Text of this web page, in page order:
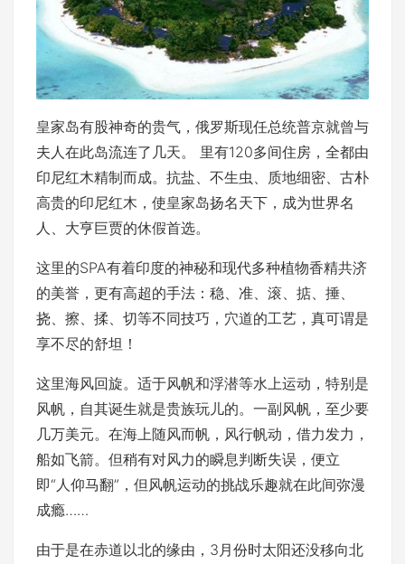
皇家岛有股神奇的贵气，俄罗斯现任总统普京就曾与
夫人在此岛流连了几天。 里有120多间住房，全都由
印尼红木精制而成。抗盐、不生虫、质地细密、古朴
高贵的印尼红木，使皇家岛扬名天下，成为世界名
人、大亨巨贾的休假首选。
这里的SPA有着印度的神秘和现代多种植物香精共济
的美誉，更有高超的手法：稳、准、滚、掂、捶、
挠、擦、揉、切等不同技巧，穴道的工艺，真可谓是
享不尽的舒坦！
这里海风回旋。适于风帆和浮潜等水上运动，特别是
风帆，自其诞生就是贵族玩儿的。一副风帆，至少要
几万美元。在海上随风而帆，风行帆动，借力发力，
船如飞箭。但稍有对风力的瞬息判断失误，便立
即“人仰马翻”，但风帆运动的挑战乐趣就在此间弥漫
成瘾……
由于是在赤道以北的缘由，3月份时太阳还没移向北